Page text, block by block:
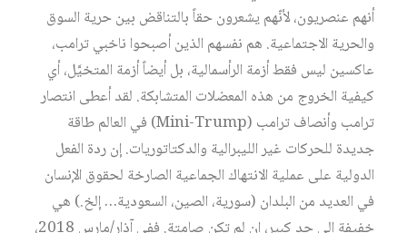
أنهم عنصريون، لأنّهم يشعرون حقاً بالتناقض بين حرية السوق
والحرية الاجتماعية. هم نفسهم الذين أصبحوا ناخبي ترامب،
عاكسين ليس فقط أزمة الرأسمالية، بل أيضاً أزمة المتخيَّل، أي
كيفية الخروج من هذه المعضلات المتشابكة. لقد أعطى انتصار
ترامب وأنصاف ترامب (Mini-Trump) في العالم طاقة
جديدة للحركات غير الليبرالية والدكتاتوريات. إن ردة الفعل
الدولية على عملية الانتهاك الجماعية الصارخة لحقوق الإنسان
في العديد من البلدان (سورية، الصين، السعودية… إلخ.) هي